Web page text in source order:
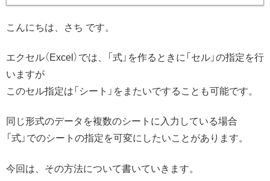
こんにちは、さち です。
エクセル（Excel）では、「式」を作るときに「セル」の指定を行
いますが
このセル指定は「シート」をまたいですることも可能です。
同じ形式のデータを複数のシートに入力している場合
「式」でのシートの指定を可変にしたいことがあります。
今回は、その方法について書いていきます。